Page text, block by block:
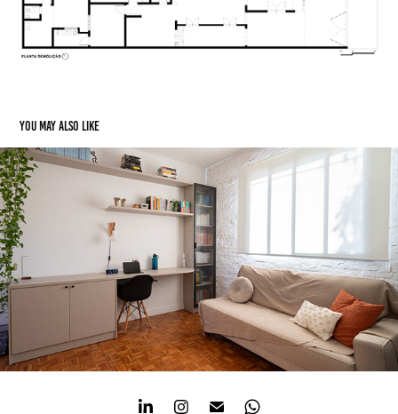
You may also like
Clínica de Psicologia
2026